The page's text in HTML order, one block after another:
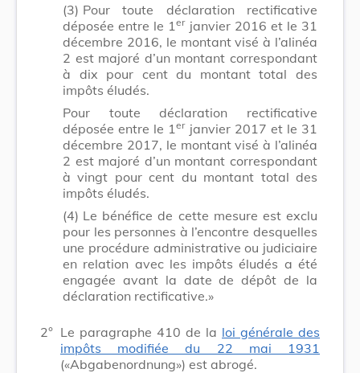
(3) Pour toute déclaration rectificative
déposée entre le 1erjanvier 2016 et le 31
décembre 2016, le montant visé à l’alinéa
2 est majoré d’un montant correspondant
à dix pour cent du montant total des
impôts éludés.
Pour toute déclaration rectificative
déposée entre le 1erjanvier 2017 et le 31
décembre 2017, le montant visé à l’alinéa
2 est majoré d’un montant correspondant
à vingt pour cent du montant total des
impôts éludés.
(4) Le bénéfice de cette mesure est exclu
pour les personnes à l’encontre desquelles
une procédure administrative ou judiciaire
en relation avec les impôts éludés a été
engagée avant la date de dépôt de la
déclaration rectificative.»
2° Le paragraphe 410 de la loi générale des
impôts modifiée du 22 mai 1931
(«Abgabenordnung») est abrogé.